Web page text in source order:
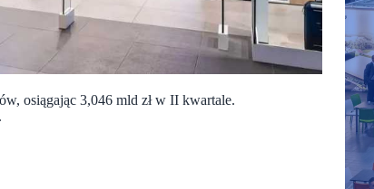
osiągając 3,046 mld zł w II kwartale.